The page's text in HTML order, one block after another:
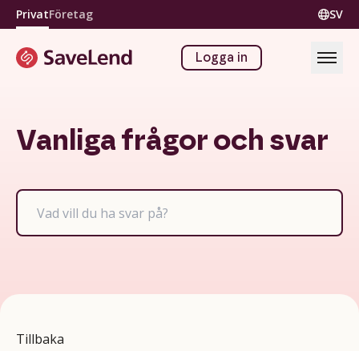
PrivatFöretag SV
Logga in
Vanliga frågor och svar
Tillbaka